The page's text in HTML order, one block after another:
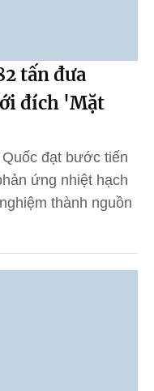
tấn đưa
đích 'Mặt
đạt bước tiến
ứng nhiệt hạch
thành nguồn